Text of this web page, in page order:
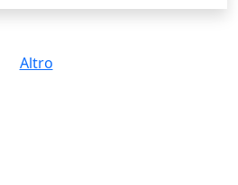
Altro